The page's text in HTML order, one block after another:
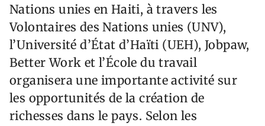
Nations unies en Haiti, à travers les
Volontaires des Nations unies (UNV),
l’Université d’État d’Haïti (UEH), Jobpaw,
Better Work et l’École du travail
organisera une importante activité sur
les opportunités de la création de
richesses dans le pays. Selon les